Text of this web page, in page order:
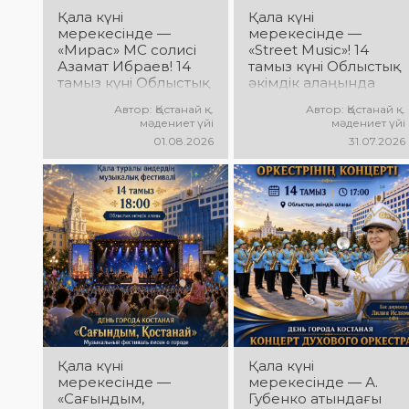
Қала күні
мерекесінде —
«Мирас» МС солисі
Азамат Ибраев! 14
тамыз күні Облыстық
Азамат Ибраевтың
бағдарламасы өтеді!
Сіздерді сүйікті
әндер, жарқын
орындау, қуатты
энергия мен көтеріңкі
мерекелік көңіл күй
күтеді!
Автор: Қостанай қ.
мәдениет үйі
01.08.2026
Қала күні
мерекесінде —
«Street Music»! 14
тамыз күні Облыстық
әкімдік алаңында
ұжымдарының
«Street Music»
бағдарламасы өтеді!
Сіздерді заманауи
музыка, жарқын
орындаулар, қуатты
энергия мен көтеріңкі
мерекелік көңіл күй
күтеді!
Автор: Қостанай қ.
мәдениет үйі
31.07.2026
Қала күні
мерекесінде —
«Сағындым,
Қала күні
мерекесінде — А.
Губенко атындағы